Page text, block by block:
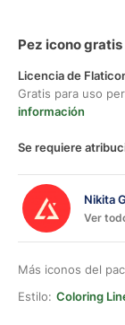
Pez icono gratis
Licencia de
Gratis para uso
información
Se requiere
Nikita
Ver
Más iconos del
Estilo: Coloring